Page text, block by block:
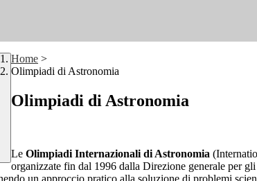
Home >
Olimpiadi di Astronomia
Olimpiadi di Astronomia
Le Olimpiadi Internazionali di Astronomia
organizzate fin dal 1996 dalla Direzione generale per